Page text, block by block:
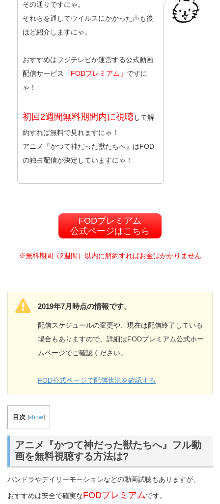
その通りですにゃ。
それらを通してウイルスにかかった声も後
ほど紹介しますにゃ。
おすすめはフジテレビが運営する公式動画
配信サービス
「FODプレミアム」 ですに
ゃ！
初回2週間無料期間内に視聴して解
約すれば無料で見れますにゃ！
アニメ『かつて神だった獣たちへ』はFOD
の独占配信が決定していますにゃ！
FODプレミアム
公式ページはこちら
※無料期間（2週間）以内に解約すればお金はかかりません
2019年7月時点の情報です。
配信スケジュールの変更や、現在は配信終了している
場合もありますので、詳細はFODプレミアム公式ホー
ムページでご確認ください。
FOD公式ページで配信状況を確認する
目次 [show]
アニメ『かつて神だった獣たちへ』フル動
画を無料視聴する方法は?
パンドラやデイリーモーションなどの動画試聴もありますが、
おすすめは安全で確実なFODプレミアムです。